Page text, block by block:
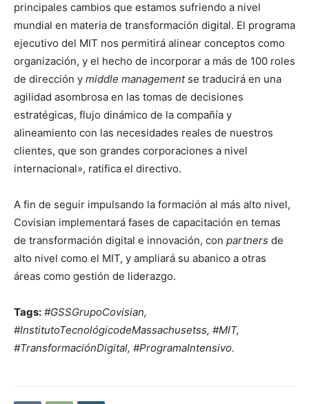
principales cambios que estamos sufriendo a nivel
mundial en materia de transformación digital. El programa
ejecutivo del MIT nos permitirá alinear conceptos como
organización, y el hecho de incorporar a más de 100 roles
de dirección y middle managementse traducirá en una
agilidad asombrosa en las tomas de decisiones
estratégicas, flujo dinámico de la compañía y
alineamiento con las necesidades reales de nuestros
clientes, que son grandes corporaciones a nivel
internacional», ratifica el directivo.
A fin de seguir impulsando la formación al más alto nivel,
Covisian implementará fases de capacitación en temas
de transformación digital e innovación, con partners de
alto nivel como el MIT, y ampliará su abanico a otras
áreas como gestión de liderazgo.
Tags: #GSSGrupoCovisian,
#InstitutoTecnológicodeMassachusetss, #MIT,
#TransformaciónDigital, #ProgramaIntensivo.